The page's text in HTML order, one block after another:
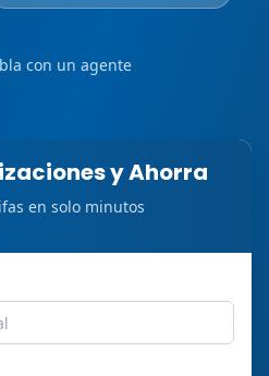
con un agente
y Ahorra
en solo minutos